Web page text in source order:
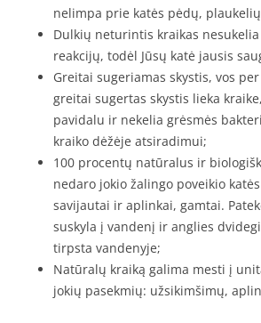
nelimpa prie katės pėdų,
Dulkių neturintis kraikas
reakcijų, todėl Jūsų katė jausis
Greitai sugeriamas skystis, vos
greitai sugertas skystis lieka
pavidalu ir nekelia grėsmės
kraiko dėžėje atsiradimui;
100 procentų natūralus ir
nedaro jokio žalingo poveikio
savijautai ir aplinkai, gamtai.
suskyla į vandenį ir anglies
tirpsta vandenyje;
Natūralų kraiką galima mesti į
jokių pasekmių: užsikimšimų,